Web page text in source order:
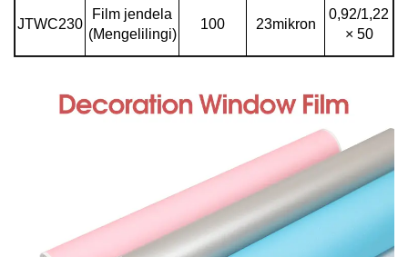
JTWC230
Film jendela
(Mengelilingi)
100 23mikron
0,92/1,22
× 50